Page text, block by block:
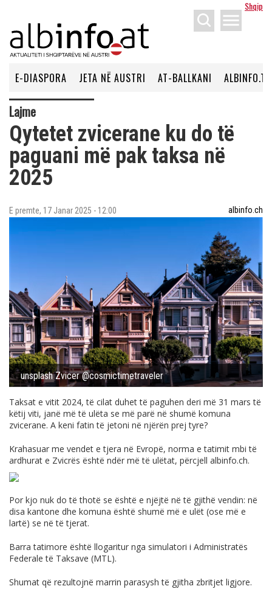
Shqip
menu
E-DIASPORA JETA NË AUSTRI AT-BALLKANI ALBINFO.TV
Lajme
Qytetet zvicerane ku do të
paguani më pak taksa në
2025
E premte, 17 Janar 2025 - 12:00 albinfo.ch
unsplash Zvicer @cosmictimetraveler
Taksat e vitit 2024, të cilat duhet të paguhen deri më 31 mars të
këtij viti, janë më të ulëta se më parë në shumë komuna
zvicerane. A keni fatin të jetoni në njërën prej tyre?
Krahasuar me vendet e tjera në Evropë, norma e tatimit mbi të
ardhurat e Zvicrës është ndër më të ulëtat, përcjell albinfo.ch.
Por kjo nuk do të thotë se është e njëjtë në të gjithë vendin: në
disa kantone dhe komuna është shumë më e ulët (ose më e
lartë) se në të tjerat.
Barra tatimore është llogaritur nga simulatori i Administratës
Federale të Taksave (MTL).
Shumat që rezultojnë marrin parasysh të gjitha zbritjet ligjore.